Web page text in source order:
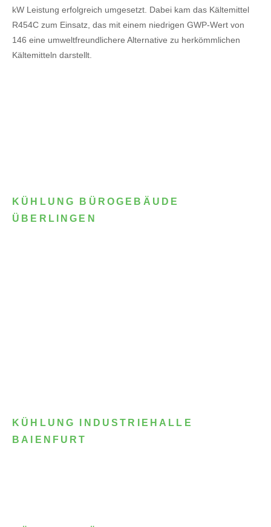
kW Leistung erfolgreich umgesetzt. Dabei kam das Kältemittel
R454C zum Einsatz, das mit einem niedrigen GWP-Wert von
146 eine umweltfreundlichere Alternative zu herkömmlichen
Kältemitteln darstellt.
KÜHLUNG BÜROGEBÄUDE
ÜBERLINGEN
KÜHLUNG INDUSTRIEHALLE
BAIENFURT